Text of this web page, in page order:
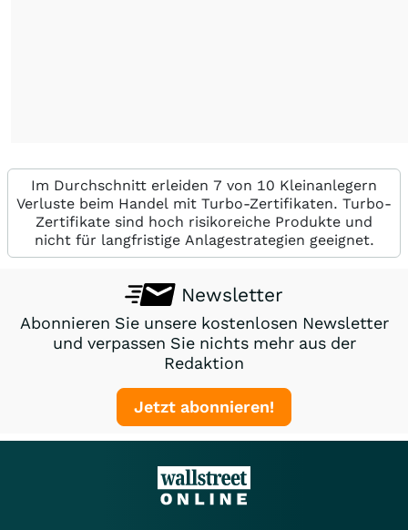
Im Durchschnitt erleiden 7 von 10 Kleinanlegern
Verluste beim Handel mit Turbo-Zertifikaten. Turbo-
Zertifikate sind hoch risikoreiche Produkte und
nicht für langfristige Anlagestrategien geeignet.
Newsletter
Abonnieren Sie unsere kostenlosen Newsletter
und verpassen Sie nichts mehr aus der
Redaktion
Jetzt abonnieren!